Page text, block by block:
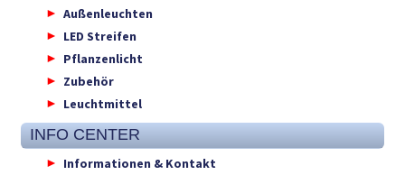
Außenleuchten
LED Streifen
Pflanzenlicht
Zubehör
Leuchtmittel
INFO CENTER
Informationen & Kontakt